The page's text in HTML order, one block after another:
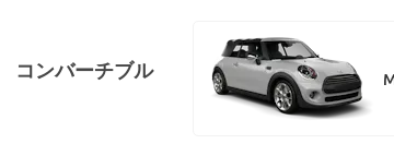
コンバーチブル